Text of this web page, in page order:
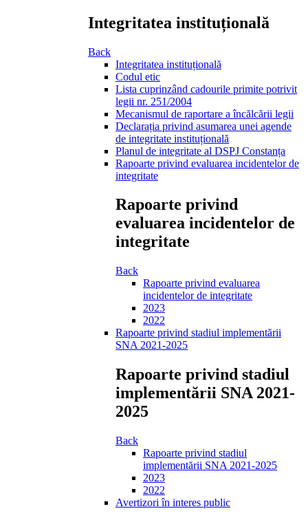
Integritatea instituțională
Back
Integritatea instituțională
Codul etic
Lista cuprinzând cadourile primite potrivit
legii nr. 251/2004
Mecanismul de raportare a încălcării legii
Declarația privind asumarea unei agende
de integritate instituțională
Planul de integritate al DSPJ Constanța
Rapoarte privind evaluarea incidentelor de
integritate
Rapoarte privind
evaluarea incidentelor de
integritate
Back
Rapoarte privind evaluarea
incidentelor de integritate
2023
2022
Rapoarte privind stadiul implementării
SNA 2021-2025
Rapoarte privind stadiul
implementării SNA 2021-
2025
Back
Rapoarte privind stadiul
implementării SNA 2021-2025
2023
2022
Avertizori în interes public